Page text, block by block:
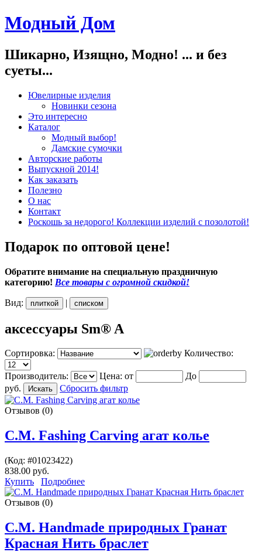
Модный Дом
Шикарно, Изящно, Модно! ... и без
суеты...
Ювелирные изделия
Новинки сезона
Это интересно
Каталог
Модный выбор!
Дамские сумочки
Авторские работы
Выпускной 2014!
Как заказать
Полезно
О нас
Контакт
Роскошь за недорого! Коллекции изделий с позолотой!
Подарок по оптовой цене!
Обратите внимание на специальную праздничную
категорию! Все товары с огромной скидкой!
Вид: плиткой | списком
аксессуары Sm® A
Сортировка: Количество:
Производитель: Цена: от
До
руб.
Сбросить фильтр
Отзывов (0)
С.М. Fashing Carving агат колье
(Код: #01023422)
838.00 руб.
Купить
Подробнее
Отзывов (0)
С.М. Handmade природных Гранат
Красная Нить браслет